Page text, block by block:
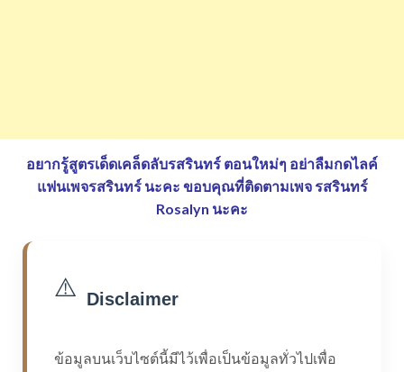
อยากรู้สูตรเด็ดเคล็ดลับรสรินทร์ ตอนใหม่ๆ อย่าลืมกดไลค์
แฟนเพจรสรินทร์ นะคะ ขอบคุณที่ติดตามเพจ รสรินทร์
Rosalyn นะคะ
⚠️ Disclaimer
ข้อมูลบนเว็บไซต์นี้มีไว้เพื่อเป็นข้อมูลทั่วไปเพื่อ